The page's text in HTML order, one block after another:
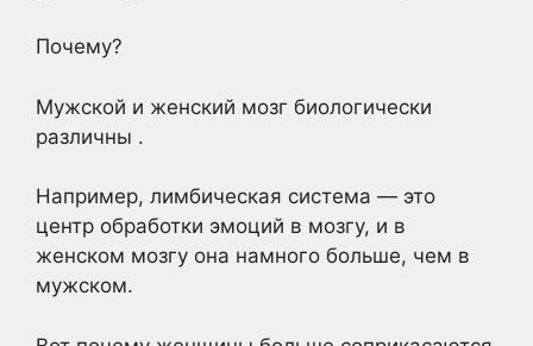
Почему?
Мужской и женский мозг биологически
различны .
Например, лимбическая система — это
центр обработки эмоций в мозгу, и в
женском мозгу она намного больше, чем в
мужском.